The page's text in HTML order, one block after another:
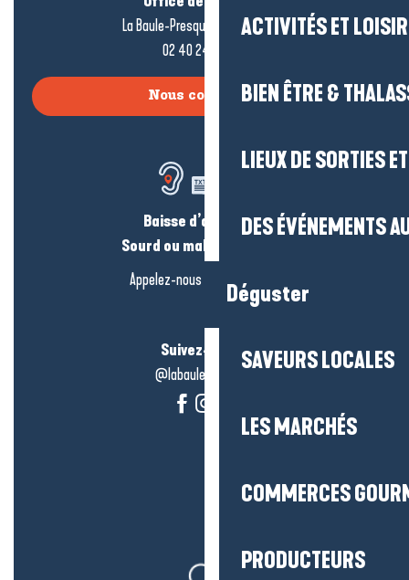
ACTIVITÉS ET
BIEN ÊTRE &
LIEUX DE SORTIES
DES ÉVÉNEMENTS
Déguster
SAVEURS LOCALES
LES MARCHÉS
COMMERCES
PRODUCTEURS
La Baule-Presqu’île de Guérande
02 40 24 34 44
Nous contacter
Baisse d’audition ?
Sourd ou malentendant ?
Appelez-nous en
cliquant-ici
Suivez-nous !
@labauleguérande